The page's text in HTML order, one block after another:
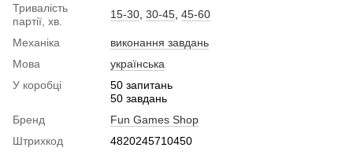
Тривалість
партії, хв.
15-30 30-45 45-60
Механіка
виконання завдань
Мова
українська
У коробці
50 запитань
50 завдань
Бренд
Fun Games Shop
Штрихкод
4820245710450